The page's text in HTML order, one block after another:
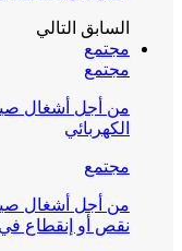
السابق التالي
مجتمع
مجتمع
من أجل أشغال
الكهربائي
مجتمع
من أجل أشغال
نقص أو إنقطاع في